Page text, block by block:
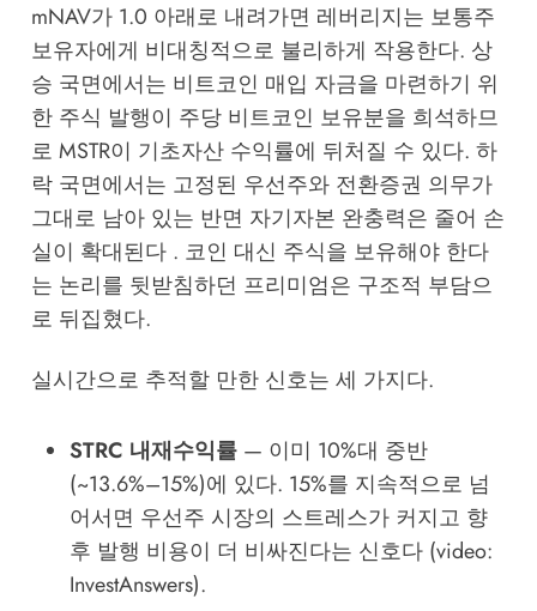
mNAV가 1.0 아래로 내려가면 레버리지는 보통주
보유자에게 비대칭적으로 불리하게 작용한다. 상
승 국면에서는 비트코인 매입 자금을 마련하기 위
한 주식 발행이 주당 비트코인 보유분을 희석하므
로 MSTR이 기초자산 수익률에 뒤처질 수 있다. 하
락 국면에서는 고정된 우선주와 전환증권 의무가
그대로 남아 있는 반면 자기자본 완충력은 줄어 손
실이 확대된다 . 코인 대신 주식을 보유해야 한다
는 논리를 뒷받침하던 프리미엄은 구조적 부담으
로 뒤집혔다.
실시간으로 추적할 만한 신호는 세 가지다.
STRC 내재수익률— 이미 10%대 중반
(~13.6%–15%)에 있다. 15%를 지속적으로 넘
어서면 우선주 시장의 스트레스가 커지고 향
후 발행 비용이 더 비싸진다는 신호다 (video:
InvestAnswers).